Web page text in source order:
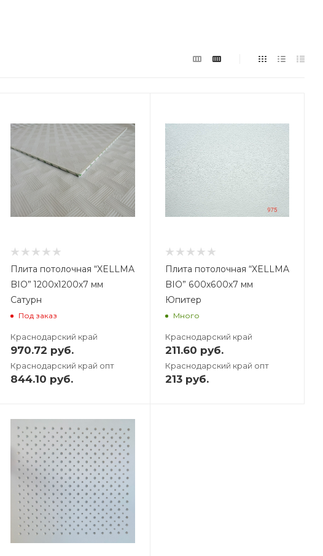
Плита потолочная “XELLMA
BIO” 1200х1200х7 мм
Сатурн
Под заказ
Краснодарский край
970.72 руб.
Краснодарский край опт
844.10 руб.
2,16
Плита потолочная “XELLMA
BIO” 600х600х7 мм
Юпитер
Много
Краснодарский край
211.60 руб.
Краснодарский край опт
213руб.